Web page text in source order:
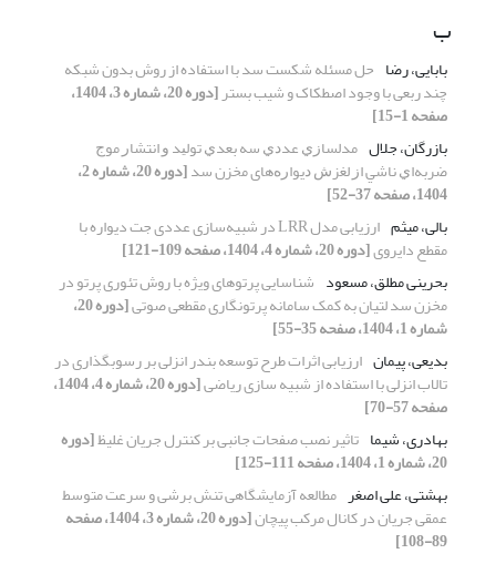
ب
بابایی، رضا حل مسئله شکست سد با استفاده از روش بدون شبکه
چند ربعی با وجود اصطکاک و شیب بستر [دوره 20، شماره 3، 1404،
صفحه 1-15]
بازرگان، جلال ﻣﺪﻟﺴﺎﺯﻱ ﻋﺪﺩﻱ ﺳﻪ ﺑﻌﺪﻱ ﺗﻮﻟﻴﺪ ﻭ ﺍﻧﺘﺸﺎﺭ ﻣﻮﺝ
ﺿﺮﺑﻪﺍﻱ ﻧﺎﺷﻲ ﺍﺯ ﻟﻐﺰﺵ ﺩﻳﻮﺍﺭﻩ‌های مخزن ﺳﺪ [دوره 20، شماره 2،
1404، صفحه 37-52]
بالی، میثم
ارزیابی مدل LRR در شبیه‌سازی عددی جت دیواره با
مقطع دایروی[دوره 20، شماره 4، 1404، صفحه 109-121]
بحرینی مطلق، مسعود شناسایی پرتوهای ویژه با روش تئوری پرتو در
مخزن سد لتیان به کمک سامانه پرتونگاری مقطعی صوتی [دوره 20،
شماره 1، 1404، صفحه 35-55]
بدیعی، پیمان ارزیابی اثرات طرح توسعه بندر انزلی بر رسوبگذاری در
تالاب انزلی با استفاده از شبیه سازی ریاضی [دوره 20، شماره 4، 1404،
صفحه 57-70]
بهادری، شیما تاثیر نصب صفحات جانبی بر کنترل جریان غلیظ[دوره
20، شماره 1، 1404، صفحه 111-125]
بهشتی، علی اصغر مطالعه آزمایشگاهی تنش برشی و سرعت متوسط
عمقی جریان در کانال مرکب پیچان [دوره 20، شماره 3، 1404، صفحه
89-108]